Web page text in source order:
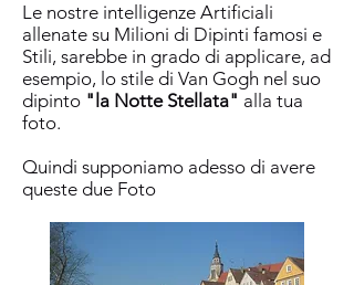
Le nostre intelligenze Artificiali
allenate su Milioni di Dipinti famosi e
Stili, sarebbe in grado di applicare, ad
esempio, lo stile di Van Gogh nel suo
dipinto "la Notte Stellata" alla tua
foto.
Quindi supponiamo adesso di avere
queste due Foto